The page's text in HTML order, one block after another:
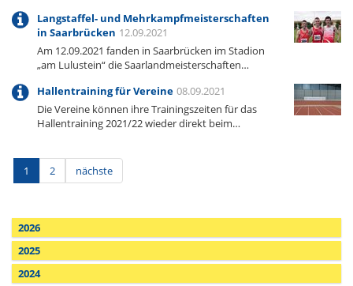
Langstaffel- und Mehrkampfmeisterschaften
in Saarbrücken 12.09.2021
Am 12.09.2021 fanden in Saarbrücken im Stadion
„am Lulustein“ die Saarlandmeisterschaften…
Hallentraining für Vereine 08.09.2021
Die Vereine können ihre Trainingszeiten für das
Hallentraining 2021/22 wieder direkt beim…
1 2 nächste
2026
2025
2024